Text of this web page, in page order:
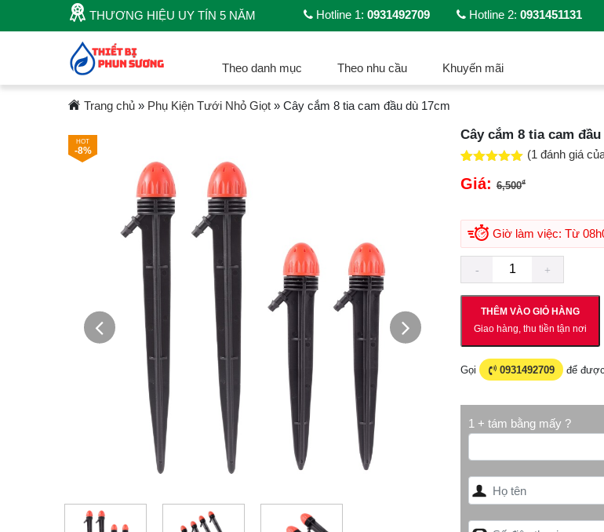
THƯƠNG HIỆU UY TÍN 5 NĂM Hotline 1: 0931492709 Hotline 2: 0931451131
Theo danh mục Theo nhu cầu Khuyến mãi
Trang chủ» Phụ Kiện Tưới Nhỏ Giọt» Cây cắm 8 tia cam đầu dù 17cm
-8%
Cây cắm 8 tia cam đầu
dựa trên
(1 đánh giá
Giá: 6,500₫ Giá gốc
Giờ làm việc: Từ
THÊM VÀO GIỎ HÀNG
Giao hàng, thu tiền tận nơi
Gọi 0931492709 để
1 + tám bằng mấy ?